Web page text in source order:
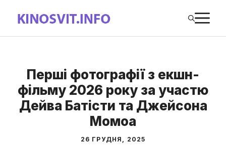
вмісту
Перші фотографії з екшн-
фільму 2026 року за участю
Дейва Батісти та Джейсона
Момоа
26 ГРУДНЯ, 2025